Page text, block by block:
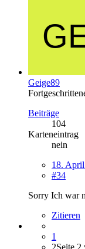
Geige89
Beiträge
104
Karteneintrag
nein
18.
#34
Sorry Ich war
Zitieren
1
2Seite 2